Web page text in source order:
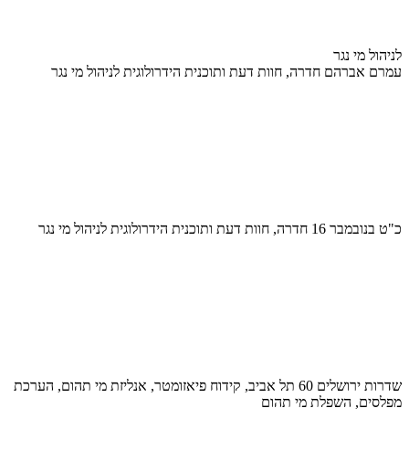
לניהול מי נגר
עמרם אברהם חדרה, חוות דעת ותוכנית הידרולוגית לניהול מי נגר
כ"ט בנובמבר 16 חדרה, חוות דעת ותוכנית הידרולוגית לניהול מי נגר
שדרות ירושלים 60 תל אביב, קידוח פיאזומטר, אנליזת מי תהום, הערכת
מפלסים, השפלת מי תהום